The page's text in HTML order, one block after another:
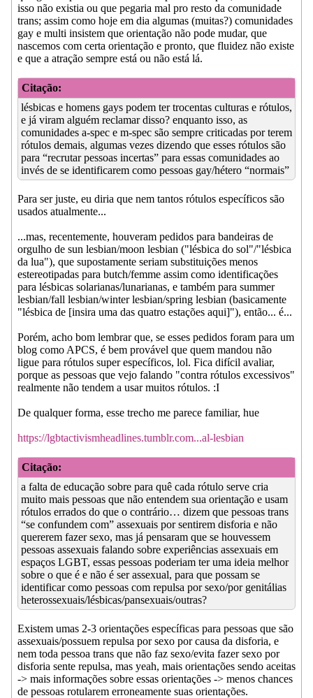
isso não existia ou que pegaria mal pro resto da comunidade
trans; assim como hoje em dia algumas (muitas?) comunidades
gay e multi insistem que orientação não pode mudar, que
nascemos com certa orientação e pronto, que fluidez não existe
e que a atração sempre está ou não está lá.
Citação:
lésbicas e homens gays podem ter trocentas culturas e rótulos,
e já viram alguém reclamar disso? enquanto isso, as
comunidades a-spec e m-spec são sempre criticadas por terem
rótulos demais, algumas vezes dizendo que esses rótulos são
para “recrutar pessoas incertas” para essas comunidades ao
invés de se identificarem como pessoas gay/hétero “normais”
Para ser juste, eu diria que nem tantos rótulos específicos são
usados atualmente...
...mas, recentemente, houveram pedidos para bandeiras de
orgulho de sun lesbian/moon lesbian ("lésbica do sol"/"lésbica
da lua"), que supostamente seriam substituições menos
estereotipadas para butch/femme assim como identificações
para lésbicas solarianas/lunarianas, e também para summer
lesbian/fall lesbian/winter lesbian/spring lesbian (basicamente
"lésbica de [insira uma das quatro estações aqui]"), então... é...
Porém, acho bom lembrar que, se esses pedidos foram para um
blog como APCS, é bem provável que quem mandou não
ligue para rótulos super específicos, lol. Fica difícil avaliar,
porque as pessoas que vejo falando "contra rótulos excessivos"
realmente não tendem a usar muitos rótulos. :I
De qualquer forma, esse trecho me parece familiar, hue
https://lgbtactivismheadlines.tumblr.com...al-lesbian
Citação:
a falta de educação sobre para quê cada rótulo serve cria
muito mais pessoas que não entendem sua orientação e usam
rótulos errados do que o contrário… dizem que pessoas trans
“se confundem com” assexuais por sentirem disforia e não
quererem fazer sexo, mas já pensaram que se houvessem
pessoas assexuais falando sobre experiências assexuais em
espaços LGBT, essas pessoas poderiam ter uma ideia melhor
sobre o que é e não é ser assexual, para que possam se
identificar como pessoas com repulsa por sexo/por genitálias
heterossexuais/lésbicas/pansexuais/outras?
Existem umas 2-3 orientações específicas para pessoas que são
assexuais/possuem repulsa por sexo por causa da disforia, e
nem toda pessoa trans que não faz sexo/evita fazer sexo por
disforia sente repulsa, mas yeah, mais orientações sendo aceitas
-> mais informações sobre essas orientações -> menos chances
de pessoas rotularem erroneamente suas orientações.